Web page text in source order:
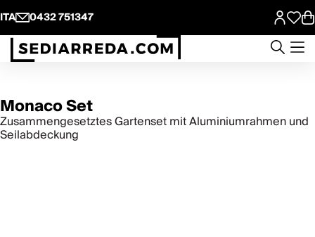
ITA 0432 751347
Monaco Set
Zusammengesetztes Gartenset mit Aluminiumrahmen und
Seilabdeckung